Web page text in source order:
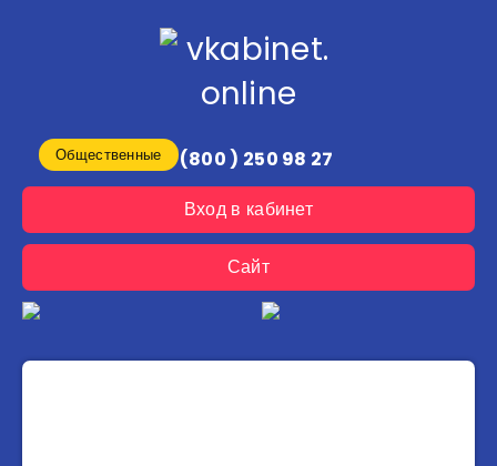
Общественные
8 (800 ) 250 98 27
Вход в кабинет
Сайт